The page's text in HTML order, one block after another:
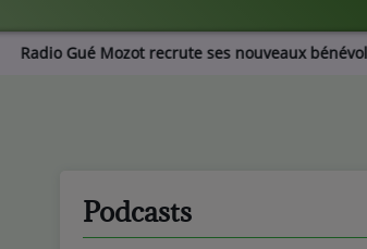
Radio Gué Mozot recrute ses nouveaux
Podcasts